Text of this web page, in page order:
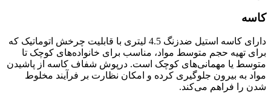
کاسه
دارای کاسه استیل ضدزنگ 4.5 لیتری با قابلیت چرخش اتوماتیک که
برای تهیه حجم متوسط مواد، مناسب برای خانواده‌های کوچک تا
متوسط یا مهمانی‌های کوچک است. درپوش شفاف کاسه از پاشیدن
مواد به بیرون جلوگیری کرده و امکان نظارت بر فرآیند مخلوط
شدن را فراهم می‌کند.